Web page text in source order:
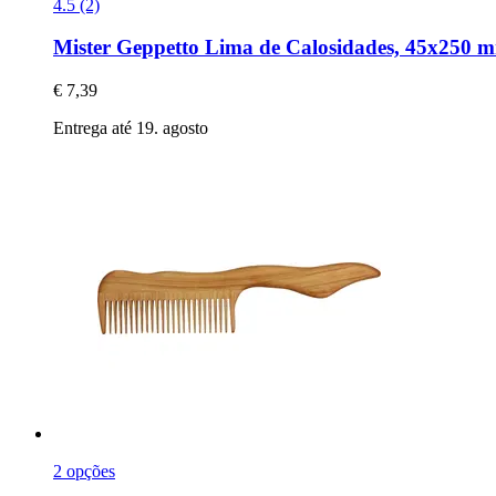
4.5 (2)
Mister Geppetto Lima de Calosidades, 45x250
€ 7,39
Entrega até 19. agosto
2 opções